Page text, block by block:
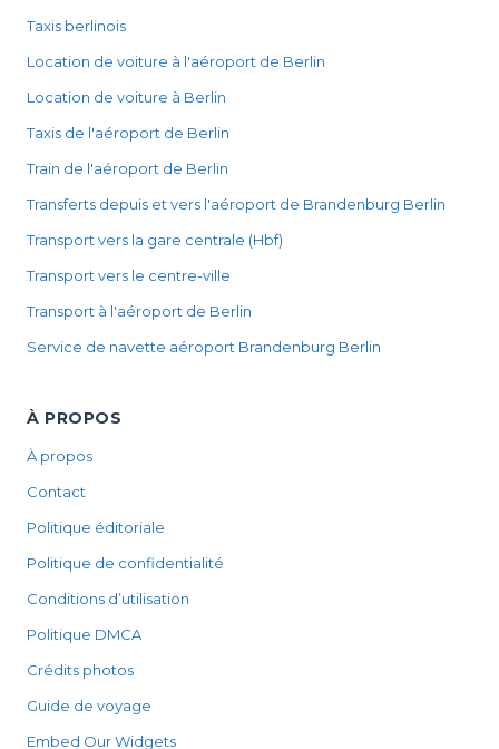
Taxis berlinois
Location de voiture à l'aéroport de Berlin
Location de voiture à Berlin
Taxis de l'aéroport de Berlin
Train de l'aéroport de Berlin
Transferts depuis et vers l'aéroport de Brandenburg Berlin
Transport vers la gare centrale (Hbf)
Transport vers le centre-ville
Transport à l'aéroport de Berlin
Service de navette aéroport Brandenburg Berlin
À PROPOS
À propos
Contact
Politique éditoriale
Politique de confidentialité
Conditions d’utilisation
Politique DMCA
Crédits photos
Guide de voyage
Embed Our Widgets